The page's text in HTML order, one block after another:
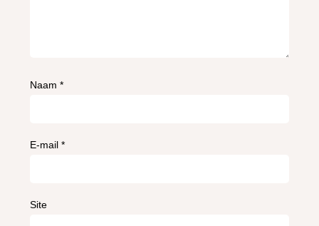
Naam*
E-mail*
Site